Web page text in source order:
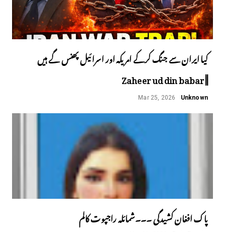
کیا ایران سے جنگ کرکے امریکہ اور اسرائیل پھنس گے ہیں
||Zaheer ud din babar
Unknown
Mar 25, 2026
پاک افغان کشیدگی ۔۔۔شمائلہ راجپوت کالم